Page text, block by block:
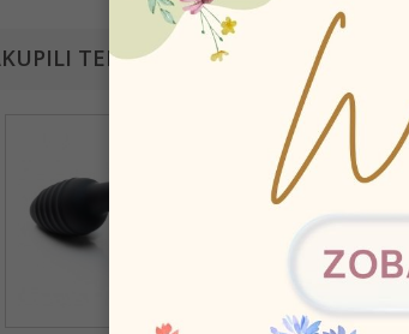
TEN PRODUKT KUPILI RÓWNIEŻ: